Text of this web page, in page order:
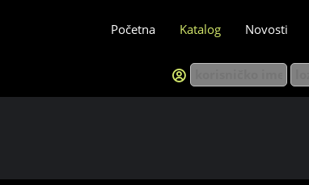
Početna Katalog Novosti